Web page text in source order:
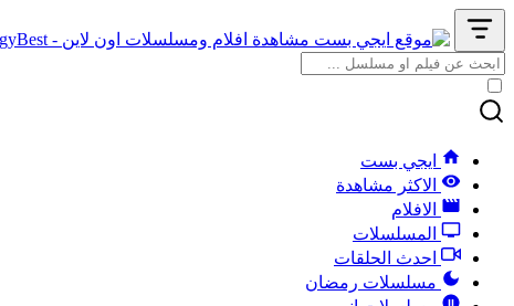
ايجي بست
الاكثر مشاهدة
الافلام
المسلسلات
احدث الحلقات
مسلسلات رمضان